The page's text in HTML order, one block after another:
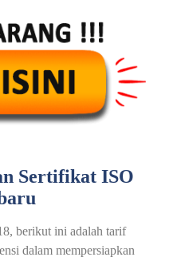
Sertifikat ISO
berikut ini adalah tarif
dalam mempersiapkan